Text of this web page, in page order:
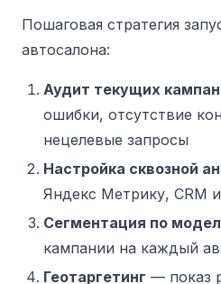
Пошаговая стратегия
автосалона:
Аудит текущих
ошибки, отсутствие
нецелевые запросы
Настройка сквозной
Яндекс Метрику, CRM
Сегментация по
кампании на каждый
Геотаргетинг — показ